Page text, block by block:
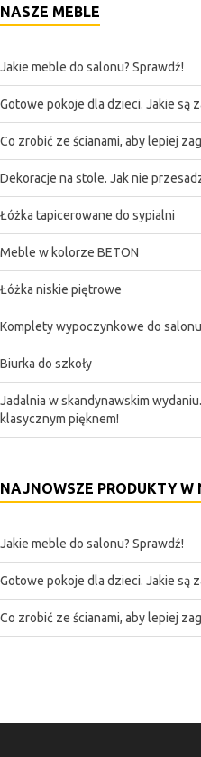
NASZE MEBLE
Jakie meble do salonu? Sprawdź!
Gotowe pokoje dla dzieci. Jakie są
Co zrobić ze ścianami, aby lepiej
Dekoracje na stole. Jak nie
Łóżka tapicerowane do sypialni
Meble w kolorze BETON
Łóżka niskie piętrowe
Komplety wypoczynkowe do salonu
Biurka do szkoły
Jadalnia w skandynawskim
klasycznym pięknem!
NAJNOWSZE PRODUKTY W
Jakie meble do salonu? Sprawdź!
Gotowe pokoje dla dzieci. Jakie są
Co zrobić ze ścianami, aby lepiej